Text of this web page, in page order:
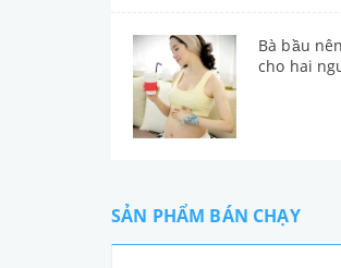
Bà bầu
cho hai
SẢN PHẨM BÁN CHẠY